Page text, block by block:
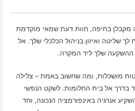
מקבלן בחיפה, חוות דעת שמאי מוקדמת
שליטה ואיזון בניהול הכלכלי שלך. אל
שלך ליד המקרה.
מושכלות, ומה שחשוב באמת – צלילה
בדרך אל בית החלומות. לשקט הנפשי
אנרגיה באינפורמציה הנכונה, וחד